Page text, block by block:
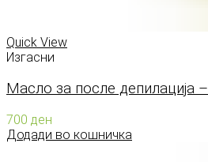
Quick View
Изгасни
Масло за после депилација
700 ден
Додади во кошничка